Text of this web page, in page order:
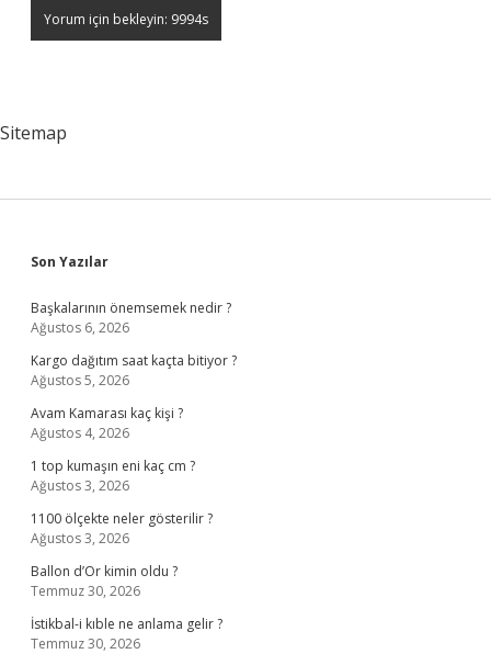
Sitemap
Sidebar
Son Yazılar
Başkalarının önemsemek nedir ?
Ağustos 6, 2026
Kargo dağıtım saat kaçta bitiyor ?
Ağustos 5, 2026
Avam Kamarası kaç kişi ?
Ağustos 4, 2026
1 top kumaşın eni kaç cm ?
Ağustos 3, 2026
1100 ölçekte neler gösterilir ?
Ağustos 3, 2026
Ballon d’Or kimin oldu ?
Temmuz 30, 2026
İstikbal-i kıble ne anlama gelir ?
Temmuz 30, 2026